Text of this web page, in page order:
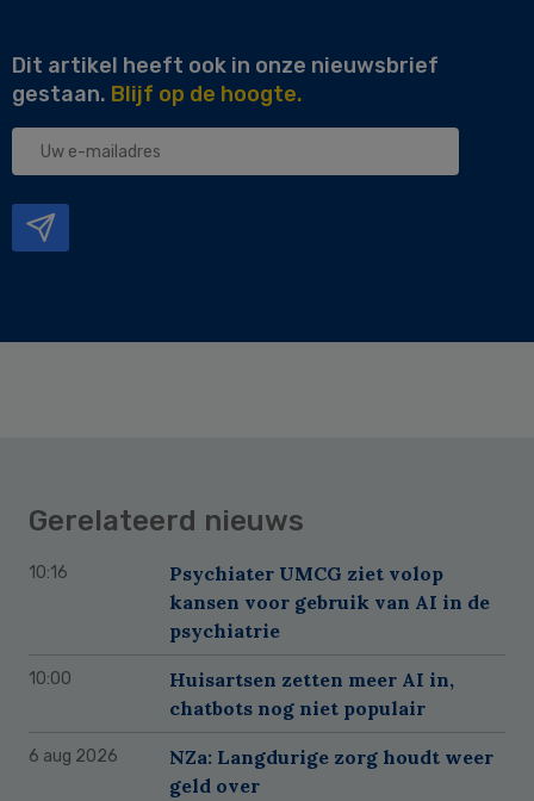
Dit artikel heeft ook in onze nieuwsbrief
gestaan. Blijf op de hoogte.
Uw
Gerelateerd nieuws
10:16
Psychiater UMCG ziet volop
kansen voor gebruik van AI in de
psychiatrie
10:00
Huisartsen zetten meer AI in,
chatbots nog niet populair
6 aug 2026
NZa: Langdurige zorg houdt weer
geld over